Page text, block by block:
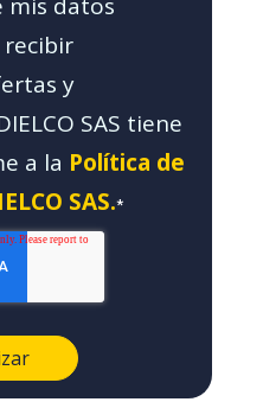
recibir
y
SAS tiene
a la Política de
SAS.*